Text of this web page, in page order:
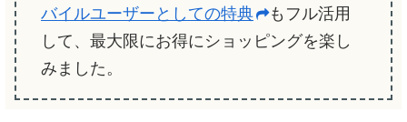
バイルユーザーとしての特典
もフル活用
して、最大限にお得にショッピングを楽し
みました。